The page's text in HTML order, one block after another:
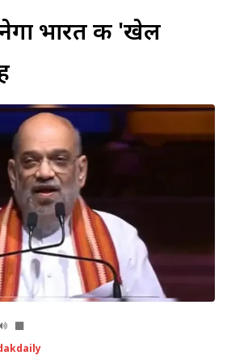
भारत की 'खेल